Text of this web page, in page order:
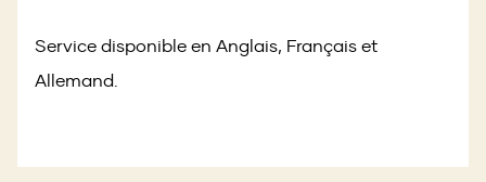
Service disponible en Anglais, Français et
Allemand.